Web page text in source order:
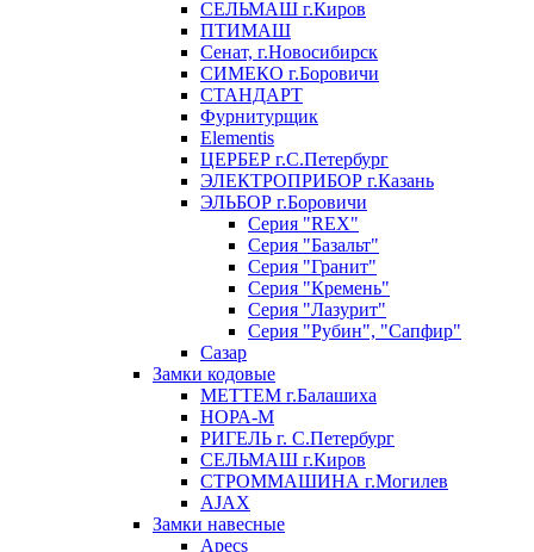
СЕЛЬМАШ г.Киров
ПТИМАШ
Сенат, г.Новосибирск
СИМЕКО г.Боровичи
СТАНДАРТ
Фурнитурщик
Elementis
ЦЕРБЕР г.С.Петербург
ЭЛЕКТРОПРИБОР г.Казань
ЭЛЬБОР г.Боровичи
Серия "REX"
Серия "Базальт"
Серия "Гранит"
Серия "Кремень"
Серия "Лазурит"
Серия "Рубин", "Сапфир"
Сазар
Замки кодовые
МЕТТЕМ г.Балашиха
НОРА-М
РИГЕЛЬ г. С.Петербург
СЕЛЬМАШ г.Киров
СТРОММАШИНА г.Могилев
AJAX
Замки навесные
Apecs